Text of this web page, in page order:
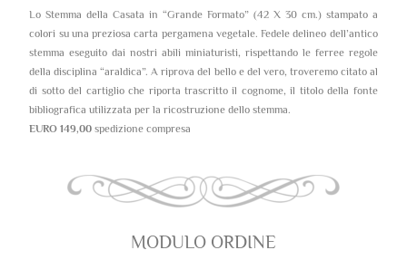
Lo Stemma della Casata in “Grande Formato” (42 X 30 cm.) stampato a
colori su una preziosa carta pergamena vegetale. Fedele delineo dell’antico
stemma eseguito dai nostri abili miniaturisti, rispettando le ferree regole
della disciplina “araldica”. A riprova del bello e del vero, troveremo citato al
di sotto del cartiglio che riporta trascritto il cognome, il titolo della fonte
bibliografica utilizzata per la ricostruzione dello stemma.
EURO 149,00 spedizione compresa
MODULO ORDINE